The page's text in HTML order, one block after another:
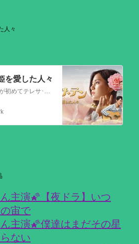
人々
を愛した人々
テレサ・テンの家族らが初めてテレサ･テンの伝記的物語の撮影を許可した作品。テレサ・テンの伝説的な人生を誕生から描く。彼女がいかにして歌の道に踏み出し、いかにして一代の女王となったか、そしてその過程でいかにして苦悩と困難を乗り越えたか、その物語が披露される。
主演🌠【夜ドラ】いつ
宙で
主演🌠僕達はまだその星
ない